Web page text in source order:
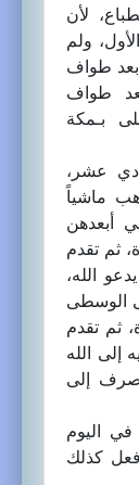
لأن
ولم
بعد طواف
طواف
بـمكة
عشر،
ماشياً
أبعدهن
ثم تقدم
الله،
الوسطى
ثم تقدم
إلى الله
إلى
اليوم
كذلك